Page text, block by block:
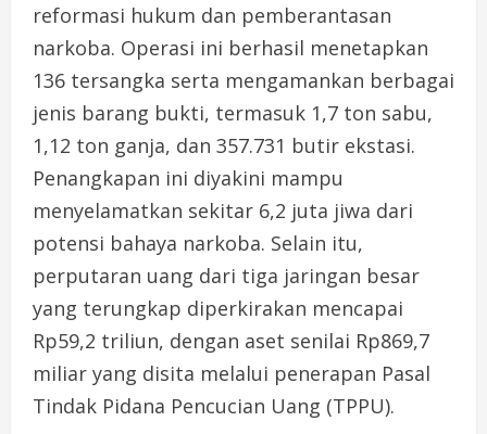
reformasi hukum dan pemberantasan
narkoba. Operasi ini berhasil menetapkan
136 tersangka serta mengamankan berbagai
jenis barang bukti, termasuk 1,7 ton sabu,
1,12 ton ganja, dan 357.731 butir ekstasi.
Penangkapan ini diyakini mampu
menyelamatkan sekitar 6,2 juta jiwa dari
potensi bahaya narkoba. Selain itu,
perputaran uang dari tiga jaringan besar
yang terungkap diperkirakan mencapai
Rp59,2 triliun, dengan aset senilai Rp869,7
miliar yang disita melalui penerapan Pasal
Tindak Pidana Pencucian Uang (TPPU).